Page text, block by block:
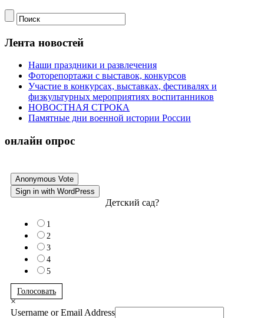
Лента новостей
Наши праздники и развлечения
Фоторепортажи с выставок, конкурсов
Участие в конкурсах, выставках, фестивалях и
физкультурных мероприятиях воспитанников
НОВОСТНАЯ СТРОКА
Памятные дни военной истории России
онлайн опрос
Anonymous Vote
Sign in with WordPress
Детский сад?
1
2
3
4
5
Голосовать
×
Username or Email Address